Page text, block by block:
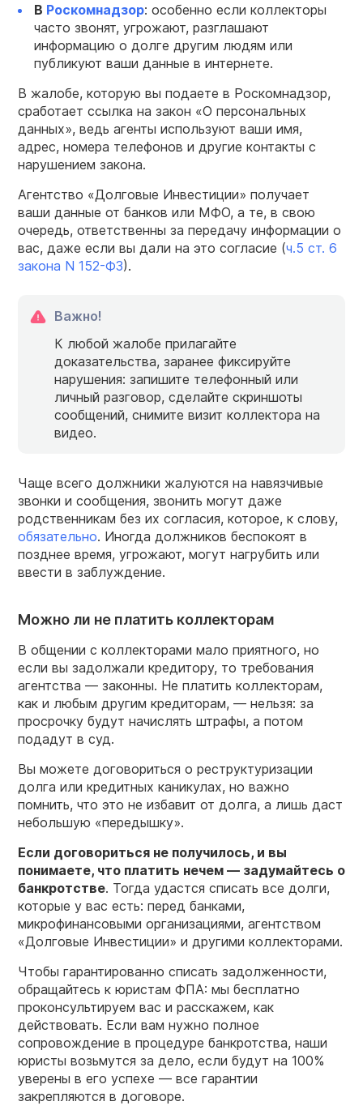
В Роскомнадзор: особенно если коллекторы
часто звонят, угрожают, разглашают
информацию о долге другим людям или
публикуют ваши данные в интернете.
В жалобе, которую вы подаете в Роскомнадзор,
сработает ссылка на закон «О персональных
данных», ведь агенты используют ваши имя,
адрес, номера телефонов и другие контакты с
нарушением закона.
Агентство «Долговые Инвестиции» получает
ваши данные от банков или МФО, а те, в свою
очередь, ответственны за передачу информации о
вас, даже если вы дали на это согласие (ч.5 ст. 6
закона N 152-ФЗ).
Важно!
К любой жалобе прилагайте
доказательства, заранее фиксируйте
нарушения: запишите телефонный или
личный разговор, сделайте скриншоты
сообщений, снимите визит коллектора на
видео.
Чаще всего должники жалуются на навязчивые
звонки и сообщения, звонить могут даже
родственникам без их согласия, которое, к слову,
обязательно. Иногда должников беспокоят в
позднее время, угрожают, могут нагрубить или
ввести в заблуждение.
Можно ли не платить коллекторам
В общении с коллекторами мало приятного, но
если вы задолжали кредитору, то требования
агентства — законны. Не платить коллекторам,
как и любым другим кредиторам, — нельзя: за
просрочку будут начислять штрафы, а потом
подадут в суд.
Вы можете договориться о реструктуризации
долга или кредитных каникулах, но важно
помнить, что это не избавит от долга, а лишь даст
небольшую «передышку».
Если договориться не получилось, и вы
понимаете, что платить нечем — задумайтесь о
банкротстве. Тогда удастся списать все долги,
которые у вас есть: перед банками,
микрофинансовыми организациями, агентством
«Долговые Инвестиции» и другими коллекторами.
Чтобы гарантированно списать задолженности,
обращайтесь к юристам ФПА: мы бесплатно
проконсультируем вас и расскажем, как
действовать. Если вам нужно полное
сопровождение в процедуре банкротства, наши
юристы возьмутся за дело, если будут на 100%
уверены в его успехе — все гарантии
закрепляются в договоре.